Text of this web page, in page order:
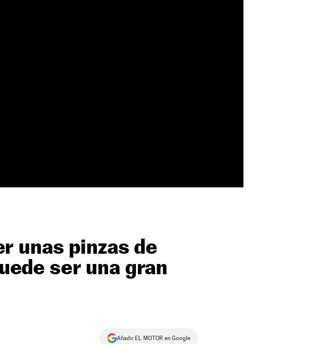
unas pinzas de
ser una gran
Añadir EL MOTOR en Google